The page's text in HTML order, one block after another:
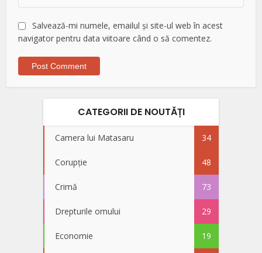
Salvează-mi numele, emailul și site-ul web în acest
navigator pentru data viitoare când o să comentez.
CATEGORII DE NOUTĂȚI
Camera lui Matasaru 34
Corupție 48
Crimă 73
Drepturile omului 29
Economie 19